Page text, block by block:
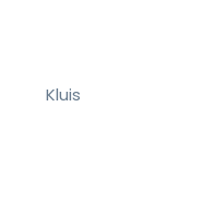
Kluis